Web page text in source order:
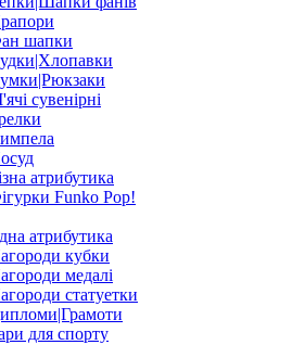
шапки
сувенірні
атрибутика
Funko Pop!
атрибутика
кубки
медалі
статуетки
для спорту